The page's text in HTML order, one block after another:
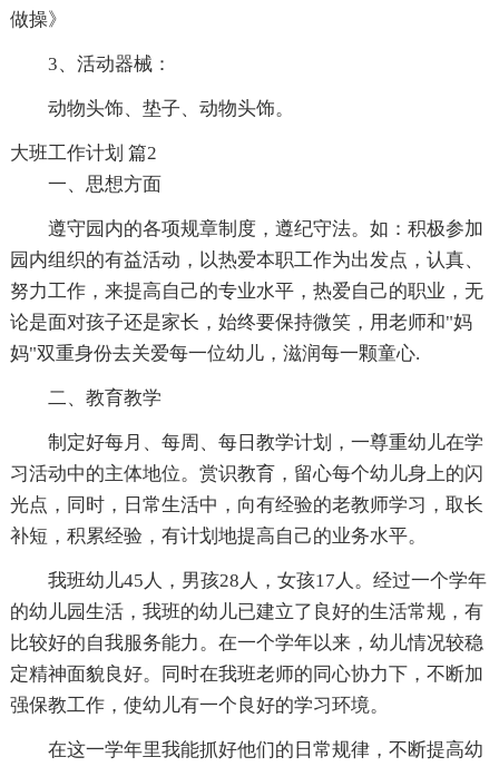
做操》
3、活动器械：
动物头饰、垫子、动物头饰。
大班工作计划 篇2
一、思想方面
遵守园内的各项规章制度，遵纪守法。如：积极参加
园内组织的有益活动，以热爱本职工作为出发点，认真、
努力工作，来提高自己的专业水平，热爱自己的职业，无
论是面对孩子还是家长，始终要保持微笑，用老师和"妈
妈"双重身份去关爱每一位幼儿，滋润每一颗童心.
二、教育教学
制定好每月、每周、每日教学计划，一尊重幼儿在学
习活动中的主体地位。赏识教育，留心每个幼儿身上的闪
光点，同时，日常生活中，向有经验的老教师学习，取长
补短，积累经验，有计划地提高自己的业务水平。
我班幼儿45人，男孩28人，女孩17人。经过一个学年
的幼儿园生活，我班的幼儿已建立了良好的生活常规，有
比较好的自我服务能力。在一个学年以来，幼儿情况较稳
定精神面貌良好。同时在我班老师的同心协力下，不断加
强保教工作，使幼儿有一个良好的学习环境。
在这一学年里我能抓好他们的日常规律，不断提高幼